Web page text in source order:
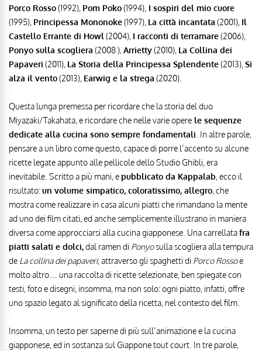
Porco Rosso(1992), Pom Poko(1994), I sospiri del mio cuore
(1995), Principessa Mononoke(1997), La città incantata (2001), Il
Castello Errante di Howl(2004), I racconti di terramare(2006),
Ponyo sulla scogliera (2008 ),Arrietty(2010), La Collina dei
Papaveri (2011), La Storia della Principessa Splendente(2013),Si
alza il vento(2013), Earwig e la strega (2020).
Questa lunga premessa per ricordare che la storia del duo
Miyazaki/Takahata, e ricordare che nelle varie opere le sequenze
dedicate alla cucina sono sempre fondamentali. In altre parole,
pensare a un libro come questo, capace di porre l’accento su alcune
ricette legate appunto alle pellicole dello Studio Ghibli, era
inevitabile. Scritto a più mani, epubblicato da Kappalab, ecco il
risultato:un volume simpatico, coloratissimo, allegro, che
mostra come realizzare in casa alcuni piatti che rimandano la mente
ad uno dei film citati, ed anche semplicemente illustrano in maniera
diversa come approcciarsi alla cucina giapponese. Una carrellatafra
piatti salati e dolci,dal ramen di Ponyosulla scogliera alla tempura
de La collina dei papaveri, attraverso gli spaghetti di Porco Rossoe
molto altro… una raccolta di ricette selezionate, ben spiegate con
testi, foto e disegni, insomma, ma non solo: ogni piatto, infatti, offre
uno spazio legato al significato della ricetta, nel contesto del film.
Insomma, un testo per saperne di più sull’animazione e la cucina
giapponese, ed in sostanza sul Giappone tout court. In tre parole,